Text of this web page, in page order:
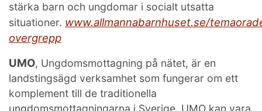
stärka barn och ungdomar i socialt utsatta
situationer. www.allmannabarnhuset.se/
overgrepp
UMO, Ungdomsmottagning på nätet, är en
landstingsägd verksamhet som fungerar om ett
komplement till de traditionella